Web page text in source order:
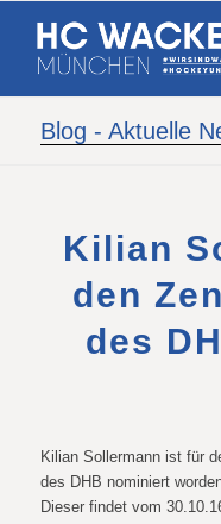
Blog - Aktuelle
Kilian
den
des
Kilian Sollermann ist für
des DHB nominiert
Dieser findet vom